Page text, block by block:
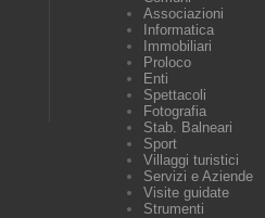
Associazioni
Informatica
Immobiliari
Proloco
Enti
Spettacoli
Fotografia
Stab. Balneari
Sport
Villaggi turistici
Servizi e Aziende
Visite guidate
Strumenti